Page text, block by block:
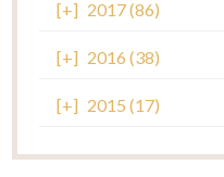
[+] 2017 (86)
[+] 2016 (38)
[+] 2015 (17)